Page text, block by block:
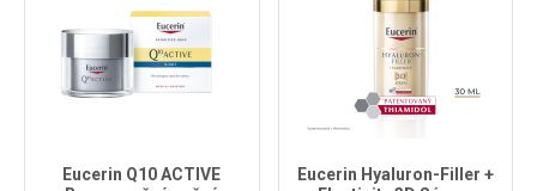
Eucerin Q10 ACTIVE
Eucerin Hyaluron-Filler +